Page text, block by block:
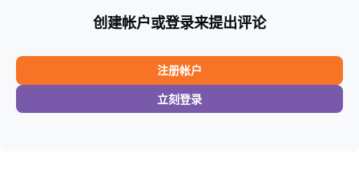
创建帐户或登录来提出评论
注册帐户
立刻登录